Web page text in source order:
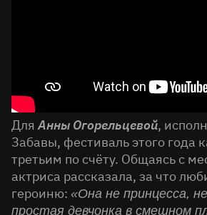
ДляАнны Огорельцевой,
Забавы, фестиваль этого года
третьим по счёту. Общаясь с
актриса рассказала, за что
героиню: «Она не принцесса,
простая девчонка в смешном